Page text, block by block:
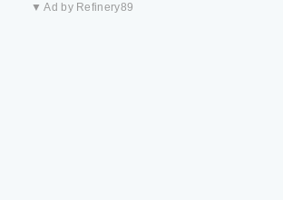
▼ Ad by Refinery89